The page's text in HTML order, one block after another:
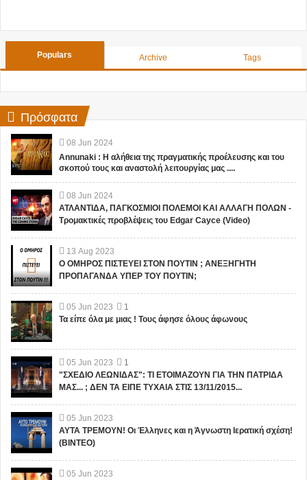
Populars Archive Tags
Πρόσφατα
08 Jun 2024
Annunaki : Η αλήθεια της πραγματικής προέλευσης και του
σκοπού τους και αναστολή λειτουργίας μας ....
08 Jun 2024
ΑΤΛΑΝΤΙΔΑ, ΠΑΓΚΟΣΜΙΟΙ ΠΟΛΕΜΟΙ ΚΑΙ ΑΛΛΑΓΗ ΠΟΛΩΝ -
Τρομακτικές προβλέψεις του Edgar Cayce (Video)
13 Aug 2023
Ο ΟΜΗΡΟΣ ΠΙΣΤΕΥΕΙ ΣΤΟΝ ΠΟΥΤΙΝ ; ΑΝΕΞΗΓΗΤΗ
ΠΡΟΠΑΓΑΝΔΑ ΥΠΕΡ ΤΟΥ ΠΟΥΤΙΝ;
05 Jun 2023
1
Τα είπε όλα με μιας ! Τους άφησε όλους άφωνους
05 Jun 2023
1
"ΣΧΕΔΙΟ ΛΕΩΝΙΔΑΣ": ΤΙ ΕΤΟΙΜΑΖΟΥΝ ΓΙΑ ΤΗΝ ΠΑΤΡΙΔΑ
ΜΑΣ... ; ΔΕΝ ΤΑ ΕΙΠΕ ΤΥΧΑΙΑ ΣΤΙΣ 13/11/2015...
05 Jun 2023
ΑΥΤΑ ΤΡΕΜΟΥΝ! Οι Έλληνες και η Άγνωστη Ιερατική σχέση!
(ΒΙΝΤΕΟ)
05 Jun 2023